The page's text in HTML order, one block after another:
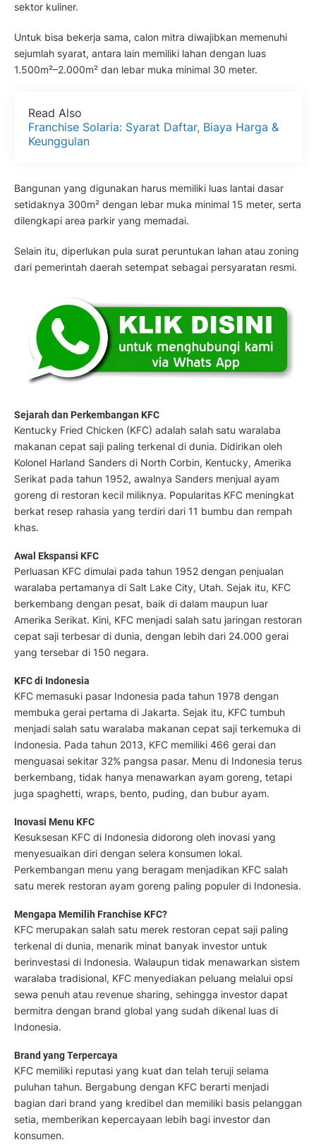
sektor kuliner.
Untuk bisa bekerja sama, calon mitra diwajibkan memenuhi
sejumlah syarat, antara lain memiliki lahan dengan luas
1.500m²–2.000m² dan lebar muka minimal 30 meter.
Read Also
Franchise Solaria: Syarat Daftar, Biaya Harga &
Keunggulan
Bangunan yang digunakan harus memiliki luas lantai dasar
setidaknya 300m² dengan lebar muka minimal 15 meter, serta
dilengkapi area parkir yang memadai.
Selain itu, diperlukan pula surat peruntukan lahan atau zoning
dari pemerintah daerah setempat sebagai persyaratan resmi.
Sejarah dan Perkembangan KFC
Kentucky Fried Chicken (KFC) adalah salah satu waralaba
makanan cepat saji paling terkenal di dunia. Didirikan oleh
Kolonel Harland Sanders di North Corbin, Kentucky, Amerika
Serikat pada tahun 1952, awalnya Sanders menjual ayam
goreng di restoran kecil miliknya. Popularitas KFC meningkat
berkat resep rahasia yang terdiri dari 11 bumbu dan rempah
khas.
Awal Ekspansi KFC
Perluasan KFC dimulai pada tahun 1952 dengan penjualan
waralaba pertamanya di Salt Lake City, Utah. Sejak itu, KFC
berkembang dengan pesat, baik di dalam maupun luar
Amerika Serikat. Kini, KFC menjadi salah satu jaringan restoran
cepat saji terbesar di dunia, dengan lebih dari 24.000 gerai
yang tersebar di 150 negara.
KFC di Indonesia
KFC memasuki pasar Indonesia pada tahun 1978 dengan
membuka gerai pertama di Jakarta. Sejak itu, KFC tumbuh
menjadi salah satu waralaba makanan cepat saji terkemuka di
Indonesia. Pada tahun 2013, KFC memiliki 466 gerai dan
menguasai sekitar 32% pangsa pasar. Menu di Indonesia terus
berkembang, tidak hanya menawarkan ayam goreng, tetapi
juga spaghetti, wraps, bento, puding, dan bubur ayam.
Inovasi Menu KFC
Kesuksesan KFC di Indonesia didorong oleh inovasi yang
menyesuaikan diri dengan selera konsumen lokal.
Perkembangan menu yang beragam menjadikan KFC salah
satu merek restoran ayam goreng paling populer di Indonesia.
Mengapa Memilih Franchise KFC?
KFC merupakan salah satu merek restoran cepat saji paling
terkenal di dunia, menarik minat banyak investor untuk
berinvestasi di Indonesia. Walaupun tidak menawarkan sistem
waralaba tradisional, KFC menyediakan peluang melalui opsi
sewa penuh atau revenue sharing, sehingga investor dapat
bermitra dengan brand global yang sudah dikenal luas di
Indonesia.
Brand yang Terpercaya
KFC memiliki reputasi yang kuat dan telah teruji selama
puluhan tahun. Bergabung dengan KFC berarti menjadi
bagian dari brand yang kredibel dan memiliki basis pelanggan
setia, memberikan kepercayaan lebih bagi investor dan
konsumen.